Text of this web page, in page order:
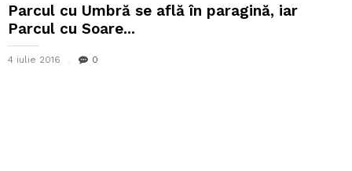
Parcul cu Umbră se află în paragină, iar
Parcul cu Soare...
4 iulie 2016 0